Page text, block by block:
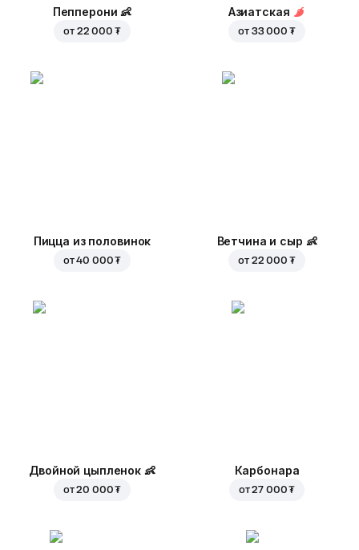
Пепперони 👶
от 22 000 ₮
Азиатская
от 33 000 ₮
Пицца из половинок
от40 000 ₮
Ветчина и сыр 👶
от 22 000 ₮
Двойной цыпленок 👶
от20 000 ₮
Карбонара
от27 000 ₮